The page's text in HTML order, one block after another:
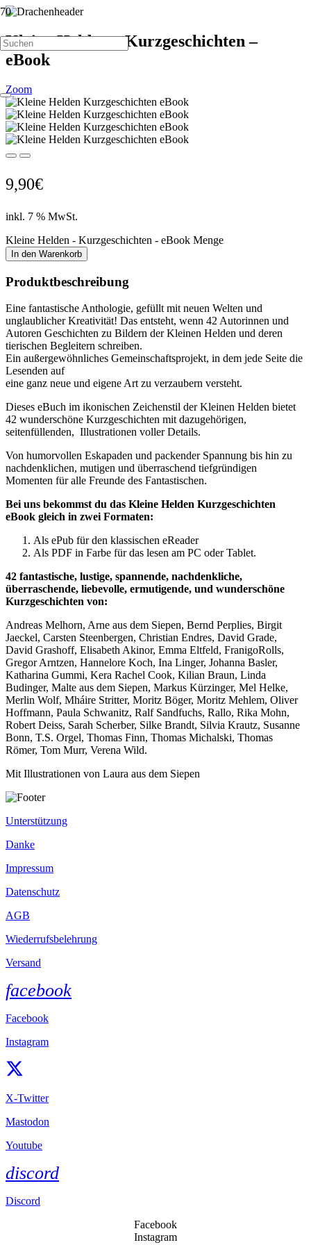
Kleine Helden – Kurzgeschichten –
eBook
Zoom
9,90€
inkl. 7 % MwSt.
Kleine Helden - Kurzgeschichten - eBook Menge
In den Warenkorb
Produktbeschreibung
Eine fantastische Anthologie, gefüllt mit neuen Welten und
unglaublicher Kreativität! Das entsteht, wenn 42 Autorinnen und
Autoren Geschichten zu Bildern der Kleinen Helden und deren
tierischen Begleitern schreiben.
Ein außergewöhnliches Gemeinschaftsprojekt, in dem jede Seite die
Lesenden auf
eine ganz neue und eigene Art zu verzaubern versteht.
Dieses eBuch im ikonischen Zeichenstil der Kleinen Helden bietet
42 wunderschöne Kurzgeschichten mit dazugehörigen,
seitenfüllenden, Illustrationen voller Details.
Von humorvollen Eskapaden und packender Spannung bis hin zu
nachdenklichen, mutigen und überraschend tiefgründigen
Momenten für alle Freunde des Fantastischen.
Bei uns bekommst du das Kleine Helden Kurzgeschichten
eBook gleich in zwei Formaten:
Als ePub für den klassischen eReader
Als PDF in Farbe für das lesen am PC oder Tablet.
42 fantastische, lustige, spannende, nachdenkliche,
überraschende, liebevolle, ermutigende, und wunderschöne
Kurzgeschichten von:
Andreas Melhorn, Arne aus dem Siepen, Bernd Perplies, Birgit
Jaeckel, Carsten Steenbergen, Christian Endres, David Grade,
David Grashoff, Elisabeth Akinor, Emma Eltfeld, FranigoRolls,
Gregor Arntzen, Hannelore Koch, Ina Linger, Johanna Basler,
Katharina Gummi, Kera Rachel Cook, Kilian Braun, Linda
Budinger, Malte aus dem Siepen, Markus Kürzinger, Mel Helke,
Merlin Wolf, Mháire Stritter, Moritz Böger, Moritz Mehlem, Oliver
Hoffmann, Paula Schwanitz, Ralf Sandfuchs, Rallo, Rika Mohn,
Robert Deiss, Sarah Scherber, Silke Brandt, Silvia Krautz, Susanne
Bonn, T.S. Orgel, Thomas Finn, Thomas Michalski, Thomas
Römer, Tom Murr, Verena Wild.
Mit Illustrationen von Laura aus dem Siepen
Unterstützung
Danke
Impressum
Datenschutz
AGB
Wiederrufsbelehrung
Versand
facebook
Facebook
Instagram
X-Twitter
Mastodon
Youtube
discord
Discord
Facebook
Instagram